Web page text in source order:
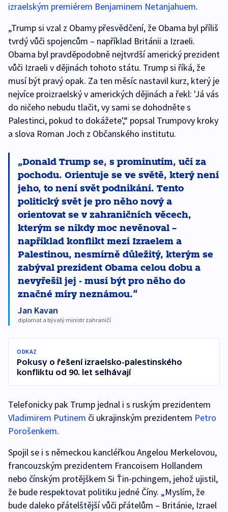
izraelským premiérem Benjaminem Netanjahuem.
„Trump si vzal z Obamy přesvědčení, že Obama byl příliš
tvrdý vůči spojencům – například Británii a Izraeli.
Obama byl pravděpodobně nejtvrdší americký prezident
vůči Izraeli v dějinách tohoto státu. Trump si říká, že
musí být pravý opak. Za ten měsíc nastavil kurz, který je
nejvíce proizraelský v amerických dějinách a řekl: 'Já vás
do ničeho nebudu tlačit, vy sami se dohodněte s
Palestinci, pokud to dokážete',“ popsal Trumpovy kroky
a slova Roman Joch z Občanského institutu.
Donald Trump se, s prominutím, učí za
pochodu. Orientuje se ve světě, který není
jeho, to není svět podnikání. Tento
politický svět je pro něho nový a
orientovat se v zahraničních věcech,
kterým se nikdy moc nevěnoval –
například konflikt mezi Izraelem a
Palestinou, nesmírně důležitý, kterým se
zabýval prezident Obama celou dobu a
nevyřešil jej - musí být pro něho do
značné míry neznámou.
Jan Kavan
diplomat a bývalý ministr zahraničí
ODKAZ
Pokusy o řešení izraelsko-palestinského
konfliktu od 90. let selhávají
Telefonicky pak Trump jednal i s ruským prezidentem
Vladimirem Putinem či ukrajinským prezidentem Petro
Porošenkem.
Spojil se i s německou kancléřkou Angelou Merkelovou,
francouzským prezidentem Francoisem Hollandem
nebo čínským protějškem Si Ťin-pchingem, jehož ujistil,
že bude respektovat politiku jedné Číny. „Myslím, že
bude daleko přátelštější vůči přátelům – Británie, Izrael